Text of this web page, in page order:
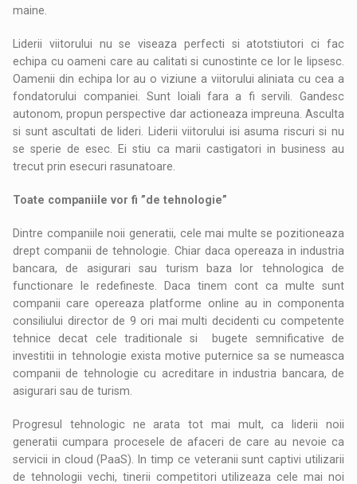
maine.
Liderii viitorului nu se viseaza perfecti si atotstiutori ci fac
echipa cu oameni care au calitati si cunostinte ce lor le lipsesc.
Oamenii din echipa lor au o viziune a viitorului aliniata cu cea a
fondatorului companiei. Sunt loiali fara a fi servili. Gandesc
autonom, propun perspective dar actioneaza impreuna. Asculta
si sunt ascultati de lideri. Liderii viitorului isi asuma riscuri si nu
se sperie de esec. Ei stiu ca marii castigatori in business au
trecut prin esecuri rasunatoare.
Toate companiile vor fi ”de tehnologie”
Dintre companiile noii generatii, cele mai multe se pozitioneaza
drept companii de tehnologie. Chiar daca opereaza in industria
bancara, de asigurari sau turism baza lor tehnologica de
functionare le redefineste. Daca tinem cont ca multe sunt
companii care opereaza platforme online au in componenta
consiliului director de 9 ori mai multi decidenti cu competente
tehnice decat cele traditionale si bugete semnificative de
investitii in tehnologie exista motive puternice sa se numeasca
companii de tehnologie cu acreditare in industria bancara, de
asigurari sau de turism.
Progresul tehnologic ne arata tot mai mult, ca liderii noii
generatii cumpara procesele de afaceri de care au nevoie ca
servicii in cloud (PaaS). In timp ce veteranii sunt captivi utilizarii
de tehnologii vechi, tinerii competitori utilizeaza cele mai noi